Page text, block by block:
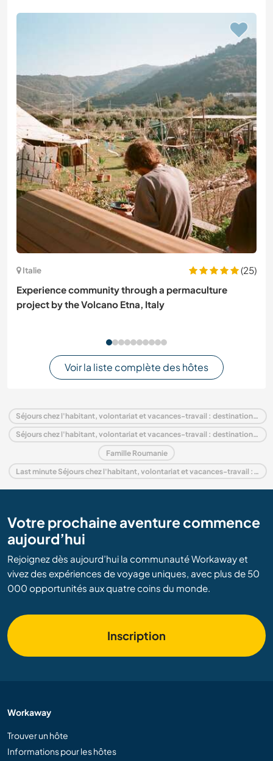
Italie
(25)
Experience community through a permaculture
project by the Volcano Etna, Italy
Voir la liste complète des hôtes
Séjours chez l'habitant, volontariat et vacances-travail : destination Roumanie
Séjours chez l'habitant, volontariat et vacances-travail : destination Europe
Famille Roumanie
Last minute Séjours chez l'habitant, volontariat et vacances-travail : destination Roumanie
Votre prochaine aventure commence
aujourd’hui
Rejoignez dès aujourd’hui la communauté Workaway et
vivez des expériences de voyage uniques, avec plus de 50
000 opportunités aux quatre coins du monde.
Inscription
Workaway
Trouver un hôte
Informations pour les hôtes